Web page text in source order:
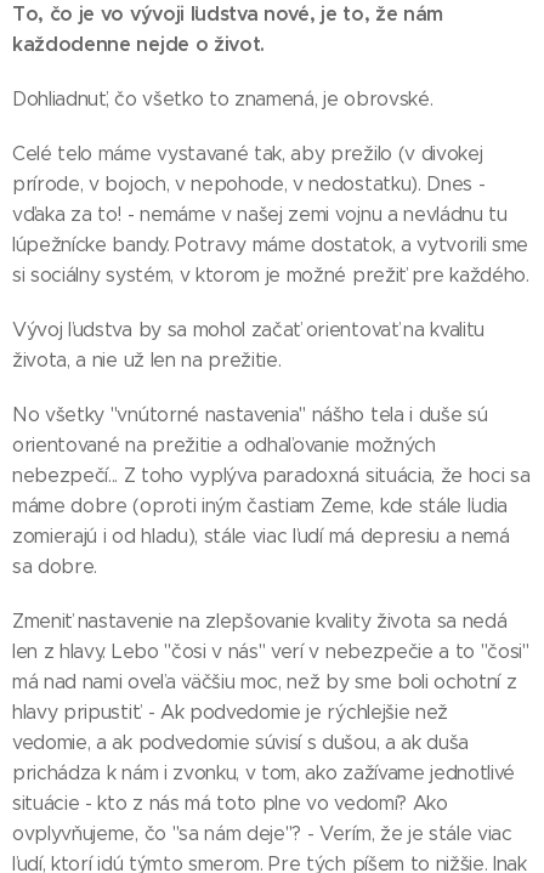
To, čo je vo vývoji ľudstva nové, je to, že nám
každodenne nejde o život.
Dohliadnuť, čo všetko to znamená, je obrovské.
Celé telo máme vystavané tak, aby prežilo (v divokej
prírode, v bojoch, v nepohode, v nedostatku). Dnes -
vďaka za to! - nemáme v našej zemi vojnu a nevládnu tu
lúpežnícke bandy. Potravy máme dostatok, a vytvorili sme
si sociálny systém, v ktorom je možné prežiť pre každého.
Vývoj ľudstva by sa mohol začať orientovať na kvalitu
života, a nie už len na prežitie.
No všetky "vnútorné nastavenia" nášho tela i duše sú
orientované na prežitie a odhaľovanie možných
nebezpečí... Z toho vyplýva paradoxná situácia, že hoci sa
máme dobre (oproti iným častiam Zeme, kde stále ľudia
zomierajú i od hladu), stále viac ľudí má depresiu a nemá
sa dobre.
Zmeniť nastavenie na zlepšovanie kvality života sa nedá
len z hlavy. Lebo "čosi v nás" verí v nebezpečie a to "čosi"
má nad nami oveľa väčšiu moc, než by sme boli ochotní z
hlavy pripustiť. - Ak podvedomie je rýchlejšie než
vedomie, a ak podvedomie súvisí s dušou, a ak duša
prichádza k nám i zvonku, v tom, ako zažívame jednotlivé
situácie - kto z nás má toto plne vo vedomí? Ako
ovplyvňujeme, čo "sa nám deje"? - Verím, že je stále viac
ľudí, ktorí idú týmto smerom. Pre tých píšem to nižšie. Inak